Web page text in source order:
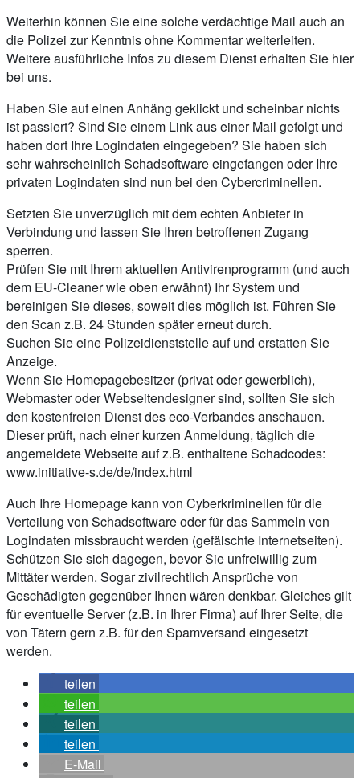
Weiterhin können Sie eine solche verdächtige Mail auch an
die Polizei zur Kenntnis ohne Kommentar weiterleiten.
Weitere ausführliche Infos zu diesem Dienst erhalten Sie hier
bei uns.
Haben Sie auf einen Anhäng geklickt und scheinbar nichts
ist passiert? Sind Sie einem Link aus einer Mail gefolgt und
haben dort Ihre Logindaten eingegeben? Sie haben sich
sehr wahrscheinlich Schadsoftware eingefangen oder Ihre
privaten Logindaten sind nun bei den Cybercriminellen.
Setzten Sie unverzüglich mit dem echten Anbieter in
Verbindung und lassen Sie Ihren betroffenen Zugang
sperren.
Prüfen Sie mit Ihrem aktuellen Antivirenprogramm (und auch
dem EU-Cleaner wie oben erwähnt) Ihr System und
bereinigen Sie dieses, soweit dies möglich ist. Führen Sie
den Scan z.B. 24 Stunden später erneut durch.
Suchen Sie eine Polizeidienststelle auf und erstatten Sie
Anzeige.
Wenn Sie Homepagebesitzer (privat oder gewerblich),
Webmaster oder Webseitendesigner sind, sollten Sie sich
den kostenfreien Dienst des eco-Verbandes anschauen.
Dieser prüft, nach einer kurzen Anmeldung, täglich die
angemeldete Webseite auf z.B. enthaltene Schadcodes:
www.initiative-s.de/de/index.html
Auch Ihre Homepage kann von Cyberkriminellen für die
Verteilung von Schadsoftware oder für das Sammeln von
Logindaten missbraucht werden (gefälschte Internetseiten).
Schützen Sie sich dagegen, bevor Sie unfreiwillig zum
Mittäter werden. Sogar zivilrechtlich Ansprüche von
Geschädigten gegenüber Ihnen wären denkbar. Gleiches gilt
für eventuelle Server (z.B. in Ihrer Firma) auf Ihrer Seite, die
von Tätern gern z.B. für den Spamversand eingesetzt
werden.
teilen
teilen
teilen
teilen
E-Mail